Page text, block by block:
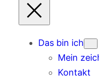
Das bin ich
Mein
Kontakt